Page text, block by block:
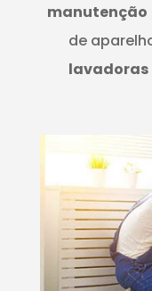
manutenção
de
lavadoras